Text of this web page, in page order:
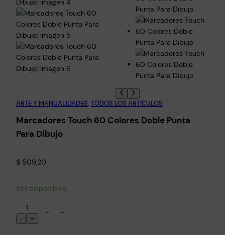
ARTE Y MANUALIDADES, TODOS LOS ARTÍCULOS
Marcadores Touch 60 Colores Doble Punta
Para Dibujo
$ 509,20
561 disponibles
- +
− +